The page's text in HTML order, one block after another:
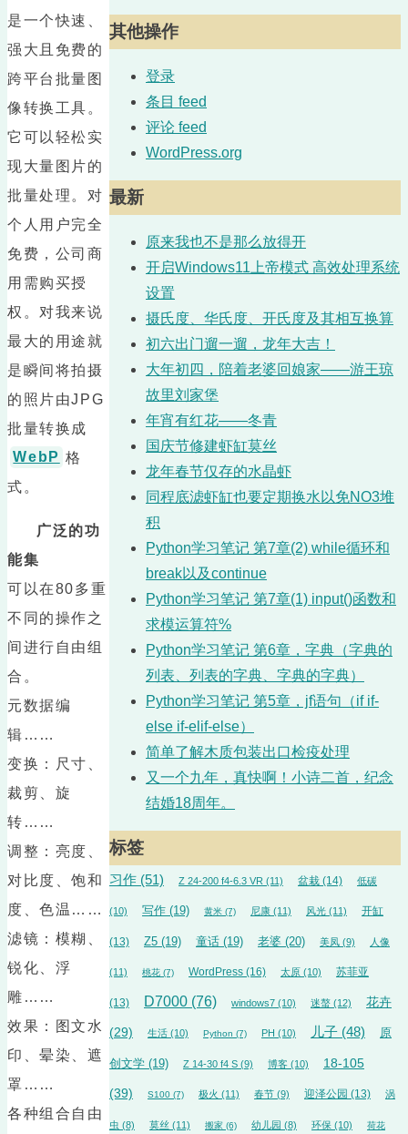
是一个快速、
强大且免费的
跨平台批量图
像转换工具。
它可以轻松实
现大量图片的
批量处理。对
个人用户完全
免费，公司商
用需购买授
权。对我来说
最大的用途就
是瞬间将拍摄
的照片由JPG
批量转换成
WebP 格
式。
广泛的功
能集
可以在80多重
不同的操作之
间进行自由组
合。
元数据编
辑……
变换：尺寸、
裁剪、旋
转……
调整：亮度、
对比度、饱和
度、色温……
滤镜：模糊、
锐化、浮
雕……
效果：图文水
印、晕染、遮
罩……
各种组合自由
其他操作
登录
条目 feed
评论 feed
WordPress.org
最新
原来我也不是那么放得开
开启Windows11上帝模式 高效处理系统
设置
摄氏度、华氏度、开氏度及其相互换算
初六出门遛一遛，龙年大吉！
大年初四，陪着老婆回娘家——游王琼
故里刘家堡
年宵有红花——冬青
国庆节修建虾缸莫丝
龙年春节仅存的水晶虾
同程底滤虾缸也要定期换水以免NO3堆
积
Python学习笔记 第7章(2) while循环和
break以及continue
Python学习笔记 第7章(1) input()函数和
求模运算符%
Python学习笔记 第6章，字典（字典的
列表、列表的字典、字典的字典）
Python学习笔记 第5章，jf语句（if if-
else if-elif-else）
简单了解木质包装出口检疫处理
又一个九年，真快啊！小诗二首，纪念
结婚18周年。
标签
习作 (51) Z 24-200 f4-6.3 VR (11) 盆栽 (14) 低碳
(10) 写作 (19) 黄米 (7) 尼康 (11) 风光 (11) 开缸
(13) Z5 (19) 童话 (19) 老婆 (20) 美凤 (9) 人像
(11) 桃花 (7) WordPress (16) 太原 (10) 苏菲亚
(13) D7000 (76) windows7 (10) 迷螯 (12) 花卉
(29) 生活 (10) Python (7) PH (10) 儿子 (48) 原
创文学 (19) Z 14-30 f4 S (9) 博客 (10) 18-105
(39) S100 (7) 极火 (11) 春节 (9) 迎泽公园 (13) 涡
虫 (8) 莫丝 (11) 搬家 (6) 幼儿园 (8) 环保 (10) 荷花